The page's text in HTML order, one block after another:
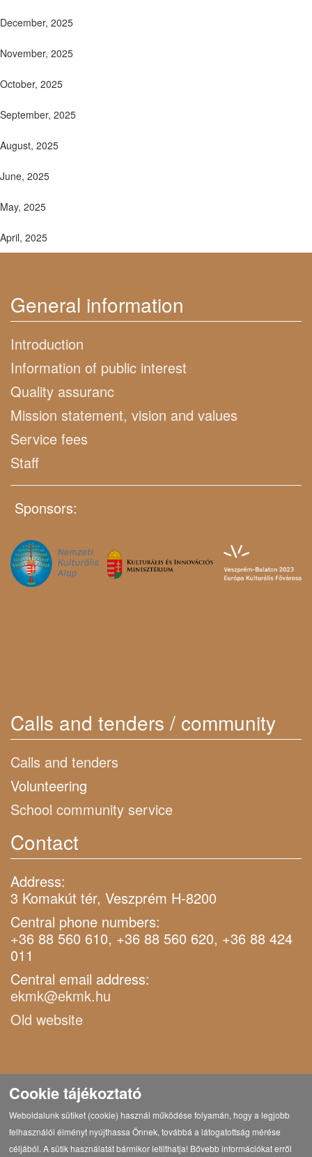
December, 2025
November, 2025
October, 2025
September, 2025
August, 2025
June, 2025
May, 2025
April, 2025
General information
Introduction
Information of public interest
Quality assuranc
Mission statement, vision and values
Service fees
Staff
Sponsors:
Calls and tenders / community
Calls and tenders
Volunteering
School community service
Contact
Address:
3 Komakút tér, Veszprém H-8200
Central phone numbers:
+36 88 560 610, +36 88 560 620, +36 88 424
011
Central email address:
ekmk@ekmk.hu
Old website
Cookie tájékoztató
Weboldalunk sütiket (cookie) használ működése folyamán, hogy a legjobb
felhasználói élményt nyújthassa Önnek, továbbá a látogatottság mérése
céljából. A sütik használatát bármikor letilthatja! Bővebb információkat erről